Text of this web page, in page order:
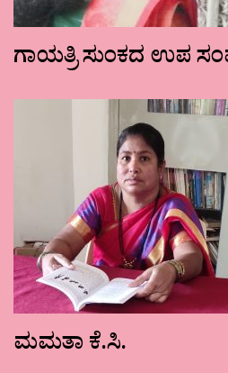
ಗಾಯತ್ರಿ ಸುಂಕದ ಉಪ
ಮಮತಾ ಕೆ.ಸಿ.